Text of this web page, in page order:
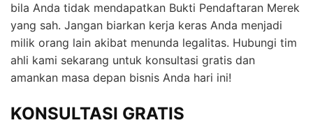
bila Anda tidak mendapatkan Bukti Pendaftaran Merek
yang sah. Jangan biarkan kerja keras Anda menjadi
milik orang lain akibat menunda legalitas. Hubungi tim
ahli kami sekarang untuk konsultasi gratis dan
amankan masa depan bisnis Anda hari ini!
KONSULTASI GRATIS